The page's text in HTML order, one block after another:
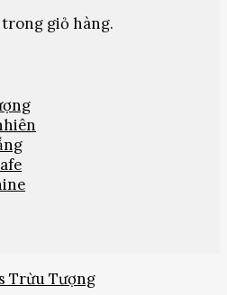
trong giỏ hàng.
Trừu Tượng